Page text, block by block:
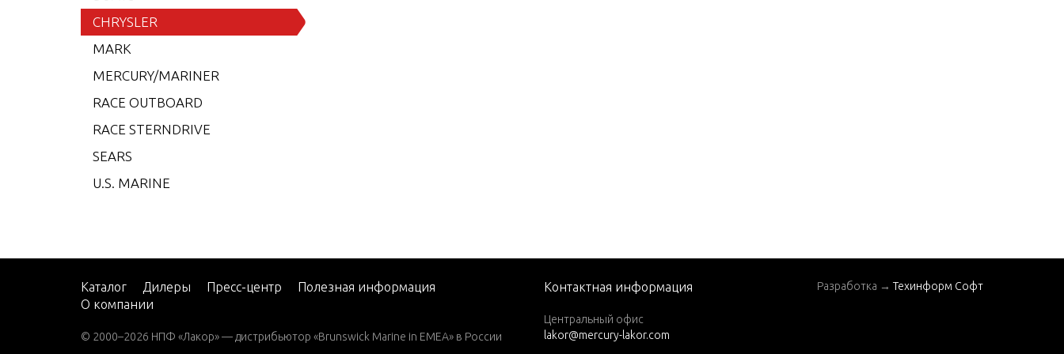
CHRYSLER
MARK
MERCURY/MARINER
RACE OUTBOARD
RACE STERNDRIVE
SEARS
U.S. MARINE
8 (1978)
8 (1979)
9.9 (1980)
Каталог Дилеры Пресс-центр
Полезная информация
О компании
© 2000–2026 НПФ «Лакор» — дистрибьютор «Brunswick Marine in EMEA» в России
Контактная информация
Центральный офис
lakor@mercury-lakor.com
Разработка → Техинформ Софт